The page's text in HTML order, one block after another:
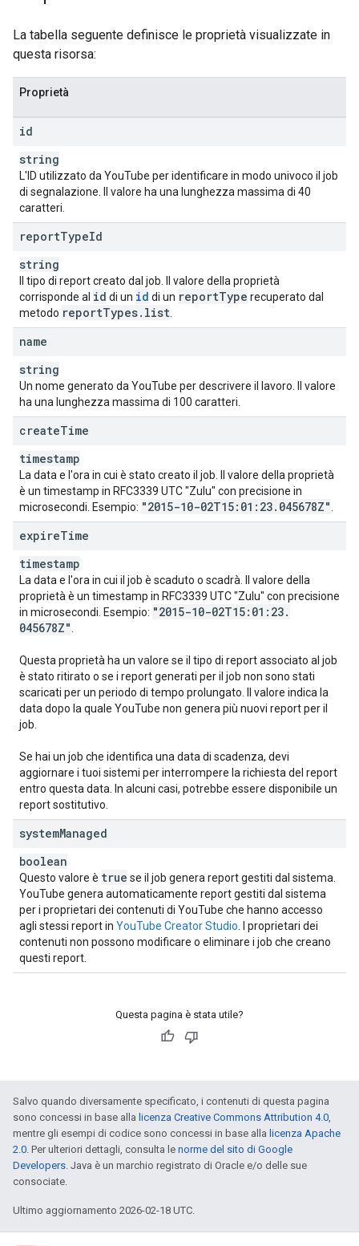
La tabella seguente definisce le proprietà visualizzate in
questa risorsa:
Proprietà
id
string
L'ID utilizzato da YouTube per identificare in modo univoco il job
di segnalazione. Il valore ha una lunghezza massima di 40
caratteri.
reportTypeId
string
Il tipo di report creato dal job. Il valore della proprietà
corrisponde al id di un id di un reportType recuperato dal
metodo reportTypes. list
name
string
Un nome generato da YouTube per descrivere il lavoro. Il valore
ha una lunghezza massima di 100 caratteri.
createTime
timestamp
La data e l'ora in cui è stato creato il job. Il valore della proprietà
è un timestamp in RFC3339 UTC "Zulu" con precisione in
microsecondi. Esempio: "2015-10-02T15:01:23. 045678Z"
expireTime
timestamp
La data e l'ora in cui il job è scaduto o scadrà. Il valore della
proprietà è un timestamp in RFC3339 UTC "Zulu" con precisione
in microsecondi. Esempio: "2015-10-02T15:01:23.
045678Z"
Questa proprietà ha un valore se il tipo di report associato al job
è stato ritirato o se i report generati per il job non sono stati
scaricati per un periodo di tempo prolungato. Il valore indica la
data dopo la quale YouTube non genera più nuovi report per il
job.
Se hai un job che identifica una data di scadenza, devi
aggiornare i tuoi sistemi per interrompere la richiesta del report
entro questa data. In alcuni casi, potrebbe essere disponibile un
report sostitutivo.
systemManaged
boolean
Questo valore è true se il job genera report gestiti dal sistema.
YouTube genera automaticamente report gestiti dal sistema
per i proprietari dei contenuti di YouTube che hanno accesso
agli stessi report in YouTube Creator Studio . I proprietari dei
contenuti non possono modificare o eliminare i job che creano
questi report.
Questa pagina è stata utile?
Salvo quando diversamente specificato, i contenuti di questa pagina
sono concessi in base alla licenza Creative Commons Attribution 4.0,
mentre gli esempi di codice sono concessi in base alla licenza Apache
2.0. Per ulteriori dettagli, consulta le norme del sito di Google
Developers. Java è un marchio registrato di Oracle e/o delle sue
consociate.
Ultimo aggiornamento 2026-02-18 UTC.